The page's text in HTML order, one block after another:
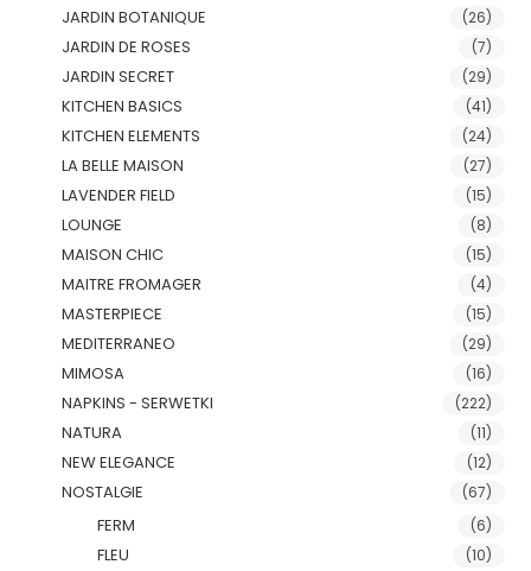
JARDIN BOTANIQUE (26)
JARDIN DE ROSES (7)
JARDIN SECRET (29)
KITCHEN BASICS (41)
KITCHEN ELEMENTS (24)
LA BELLE MAISON (27)
LAVENDER FIELD (15)
LOUNGE (8)
MAISON CHIC (15)
MAITRE FROMAGER (4)
MASTERPIECE (15)
MEDITERRANEO (29)
MIMOSA (16)
NAPKINS - SERWETKI (222)
NATURA (11)
NEW ELEGANCE (12)
NOSTALGIE (67)
FERM (6)
FLEU (10)